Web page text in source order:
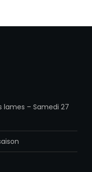
lames – Samedi 27